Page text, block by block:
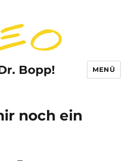
Bopp! MENÜ
noch ein